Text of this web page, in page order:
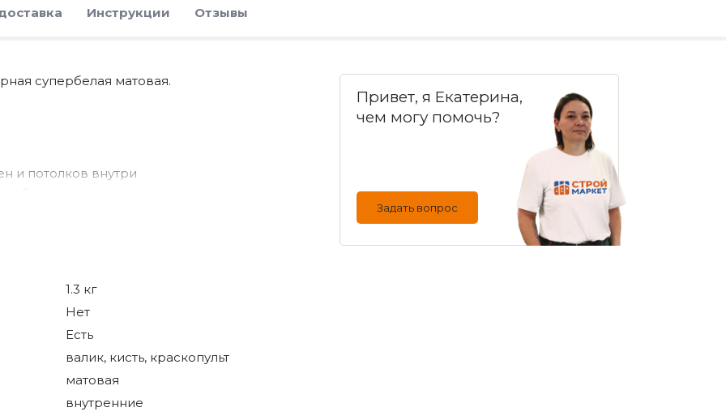
Инструкции Отзывы
супербелая матовая.
и потолков внутри
штукатурке,
дереву, двп, дсп
при помощи сухой
от рельефа и
1.3 кг
Нет
Есть
валик, кисть, краскопульт
матовая
внутренние
Привет, я Екатерина,
чем могу помочь?
Задать вопрос